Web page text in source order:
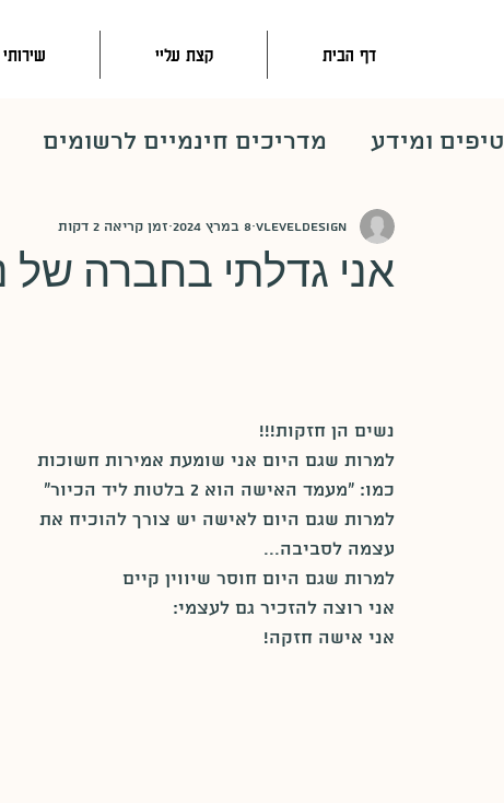
דף הבית קצת עליי
טיפים ומידע מדריכים חינמיים לרשומים
אני גדלתי בחברה של
vleveldesign 8 במרץ 2024 זמן קריאה 2 דקות
נשים הן חזקות!!!
למרות שגם היום אני שומעת אמירות חשוכות
כמו: "מעמד האישה הוא 2 בלטות ליד הכיור"
למרות שגם היום לאישה יש צורך להוכיח את
עצמה לסביבה...
למרות שגם היום חוסר שיווין קיים
אני רוצה להזכיר גם לעצמי:
אני אישה חזקה!